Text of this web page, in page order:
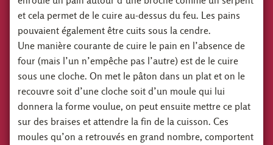
et cela permet de le cuire au-dessus du feu. Les pains
pouvaient également être cuits sous la cendre.
Une manière courante de cuire le pain en l’absence de
four (mais l’un n’empêche pas l’autre) est de le cuire
sous une cloche. On met le pâton dans un plat et on le
recouvre soit d’une cloche soit d’un moule qui lui
donnera la forme voulue, on peut ensuite mettre ce plat
sur des braises et attendre la fin de la cuisson. Ces
moules qu’on a retrouvés en grand nombre, comportent